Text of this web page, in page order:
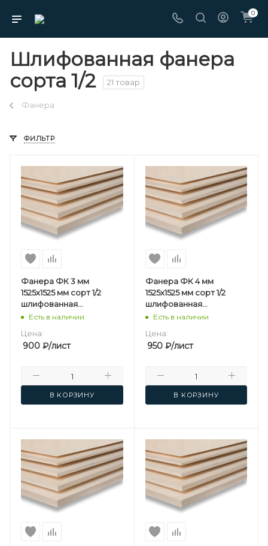
0
Шлифованная фанера
сорта 1/2
21 товар
Фанера
ФИЛЬТР
Фанера ФК 3 мм
1525х1525 мм сорт 1/2
шлифованная
березовая
Есть в наличии
Цена:
900 ₽/лист
В КОРЗИНУ
Фанера ФК 4 мм
1525х1525 мм сорт 1/2
шлифованная
березовая
Есть в наличии
Цена:
950₽/лист
В КОРЗИНУ